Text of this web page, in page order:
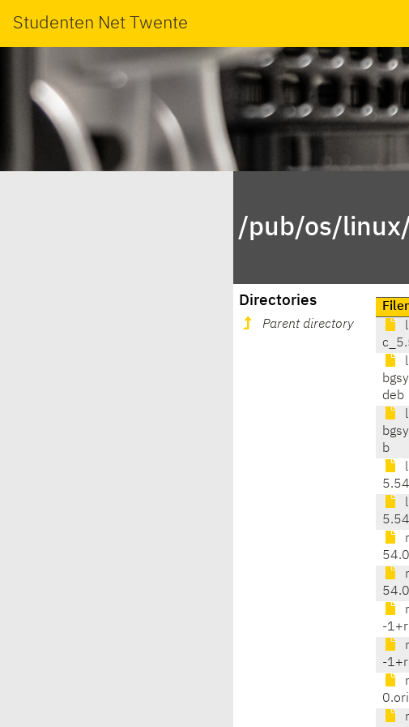
Studenten Net Twente
/pub/os/
Directories
Parent directory
deb
b
-
-